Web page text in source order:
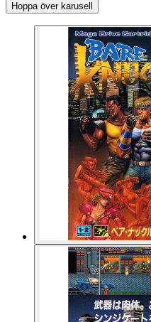
Hoppa över karusell